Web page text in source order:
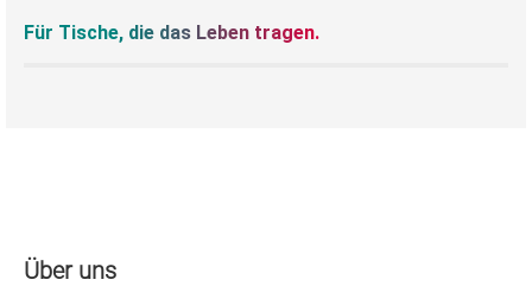
Für Tische, die das Leben tragen.
Über uns